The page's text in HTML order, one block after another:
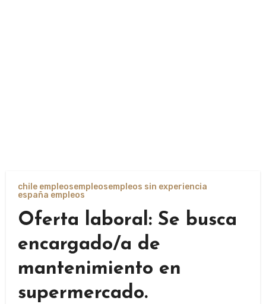
chile empleosempleosempleos sin experiencia
españa empleos
Oferta laboral: Se busca
encargado/a de
mantenimiento en
supermercado.